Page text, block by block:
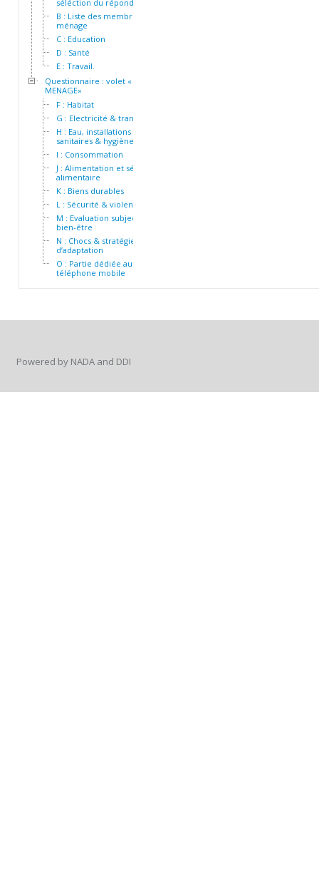
séléction du répondant
B : Liste des membres du
ménage
C : Education
D : Santé
E : Travail.
Questionnaire : volet «
MENAGE»
F : Habitat
G : Electricité & transport
H : Eau, installations
sanitaires & hygiène
I : Consommation
J : Alimentation et sécurité
alimentaire
K : Biens durables
L : Sécurité & violence
M : Evaluation subjective du
bien-être
N : Chocs & stratégies
d’adaptation
O : Partie dédiée au
téléphone mobile
Powered by NADA and DDI